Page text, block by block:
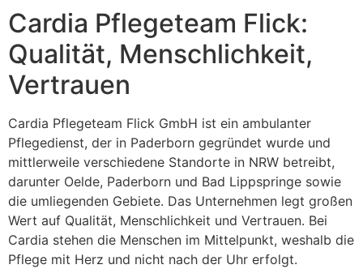
Cardia Pflegeteam Flick:
Qualität, Menschlichkeit,
Vertrauen
Cardia Pflegeteam Flick GmbH ist ein ambulanter
Pflegedienst, der in Paderborn gegründet wurde und
mittlerweile verschiedene Standorte in NRW betreibt,
darunter Oelde, Paderborn und Bad Lippspringe sowie
die umliegenden Gebiete. Das Unternehmen legt großen
Wert auf Qualität, Menschlichkeit und Vertrauen. Bei
Cardia stehen die Menschen im Mittelpunkt, weshalb die
Pflege mit Herz und nicht nach der Uhr erfolgt.